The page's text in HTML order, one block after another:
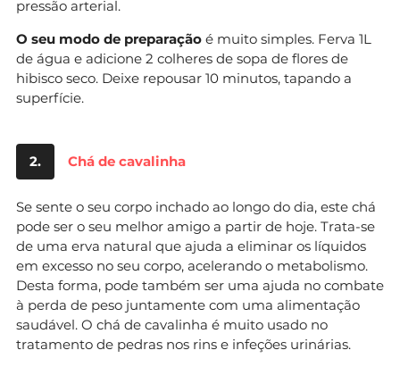
pressão arterial.
O seu modo de preparação é muito simples. Ferva 1L
de água e adicione 2 colheres de sopa de flores de
hibisco seco. Deixe repousar 10 minutos, tapando a
superfície.
2. Chá de cavalinha
Se sente o seu corpo inchado ao longo do dia, este chá
pode ser o seu melhor amigo a partir de hoje. Trata-se
de uma erva natural que ajuda a eliminar os líquidos
em excesso no seu corpo, acelerando o metabolismo.
Desta forma, pode também ser uma ajuda no combate
à perda de peso juntamente com uma alimentação
saudável. O chá de cavalinha é muito usado no
tratamento de pedras nos rins e infeções urinárias.